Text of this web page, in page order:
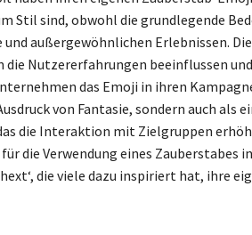
Stil sind, obwohl die grundlegende
und außergewöhnlichen Erlebnissen.
Nutzererfahrungen beeinflussen
das Emoji in ihren
von Fantasie, sondern auch als
die Interaktion mit Zielgruppen
die Verwendung eines Zauberstabes
die viele dazu inspiriert hat, ihre